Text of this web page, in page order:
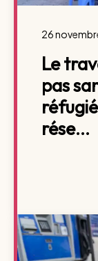
26
Le
pas
rése...